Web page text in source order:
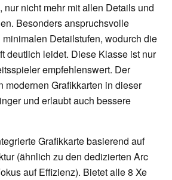
nur nicht mehr mit allen Details und
Besonders anspruchsvolle
Detailstufen, wodurch die
deutlich leidet. Diese Klasse ist nur
empfehlenswert. Der
modernen Grafikkarten in dieser
und erlaubt auch bessere
Grafikkarte basierend auf
(ähnlich zu den dedizierten Arc
auf Effizienz). Bietet alle 8 Xe